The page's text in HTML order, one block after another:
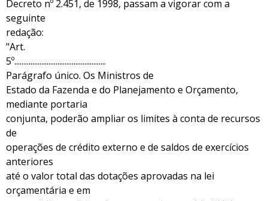
Decreto nº 2.451, de 1998, passam a vigorar com a
seguinte
redação:
"Art.
5º...................................................
Parágrafo único. Os Ministros de
Estado da Fazenda e do Planejamento e Orçamento,
mediante portaria
conjunta, poderão ampliar os limites à conta de recursos
de
operações de crédito externo e de saldos de exercícios
anteriores
até o valor total das dotações aprovadas na lei
orçamentária e em